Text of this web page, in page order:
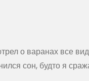
о варанах все
сон, будто я